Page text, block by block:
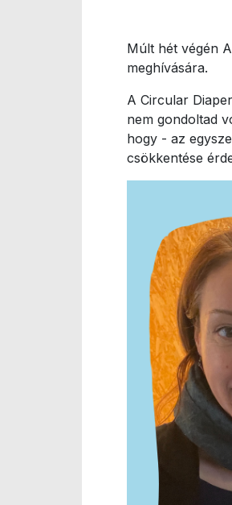
Múlt hét végén
meghívására.
A Circular
nem gondoltad
hogy - az
csökkentése